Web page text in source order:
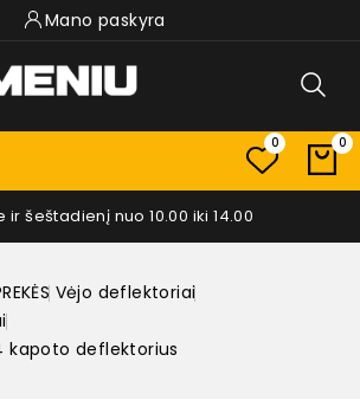
Mano paskyra
0 0
ir šeštadienį nuo 10.00 iki 14.00
Vėjo deflektoriai
kapoto deflektorius